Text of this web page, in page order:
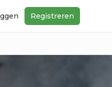
Registreren